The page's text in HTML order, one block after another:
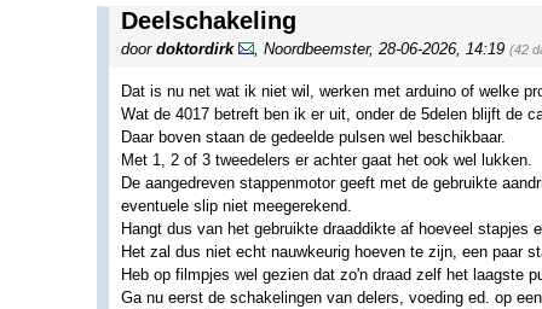
Deelschakeling
door doktordirk Noordbeemster, 28-06-2026, 14:19 (42
Dat is nu net wat ik niet wil, werken met arduino of welke
Wat de 4017 betreft ben ik er uit, onder de 5delen blijft de
Daar boven staan de gedeelde pulsen wel beschikbaar.
Met 1, 2 of 3 tweedelers er achter gaat het ook wel lukken.
De aangedreven stappenmotor geeft met de gebruikte
eventuele slip niet meegerekend.
Hangt dus van het gebruikte draaddikte af hoeveel stapjes
Het zal dus niet echt nauwkeurig hoeven te zijn, een paar
Heb op filmpjes wel gezien dat zo'n draad zelf het laagste
Ga nu eerst de schakelingen van delers, voeding ed. op